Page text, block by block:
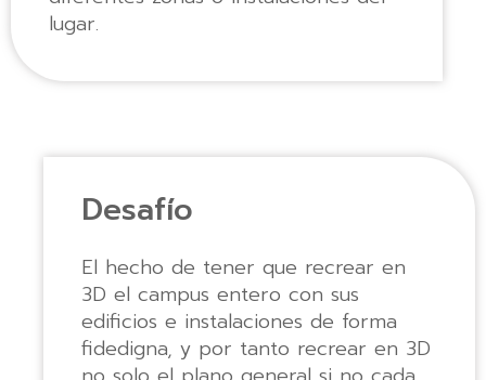
lugar.
Desafío
El hecho de tener que recrear en
3D el campus entero con sus
edificios e instalaciones de forma
fidedigna, y por tanto recrear en 3D